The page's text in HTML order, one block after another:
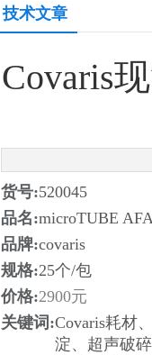
技术文章
Covaris
货号:520045
品名:microTUBE
品牌:covaris
规格:25个/包
价格:2900元
关键词:Covaris耗材
淀、超声破